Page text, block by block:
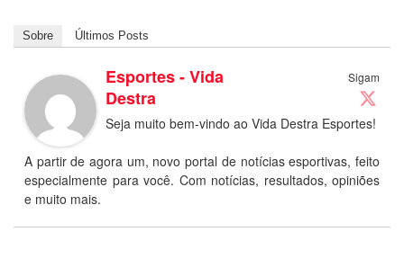
Sobre Últimos Posts
Sigam
Esportes - Vida
Destra
Seja muito bem-vindo ao Vida Destra Esportes!
A partir de agora um, novo portal de notícias esportivas, feito
especialmente para você. Com notícias, resultados, opiniões
e muito mais.